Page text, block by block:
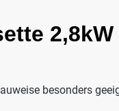
besonders